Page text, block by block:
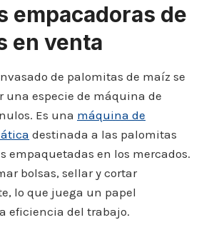
empacadoras de
en venta
de palomitas de maíz se
una especie de máquina de
Es una máquina de
destinada a las palomitas
empaquetadas en los mercados.
bolsas, sellar y cortar
lo que juega un papel
eficiencia del trabajo.